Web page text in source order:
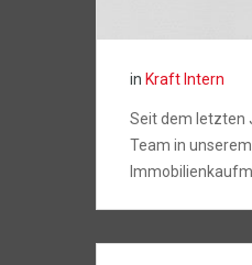
in Kraft Intern
Seit dem letzten
Team in